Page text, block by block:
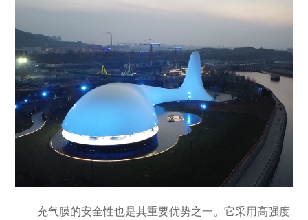
充气膜的安全性也是其重要优势之一。它采用高强度